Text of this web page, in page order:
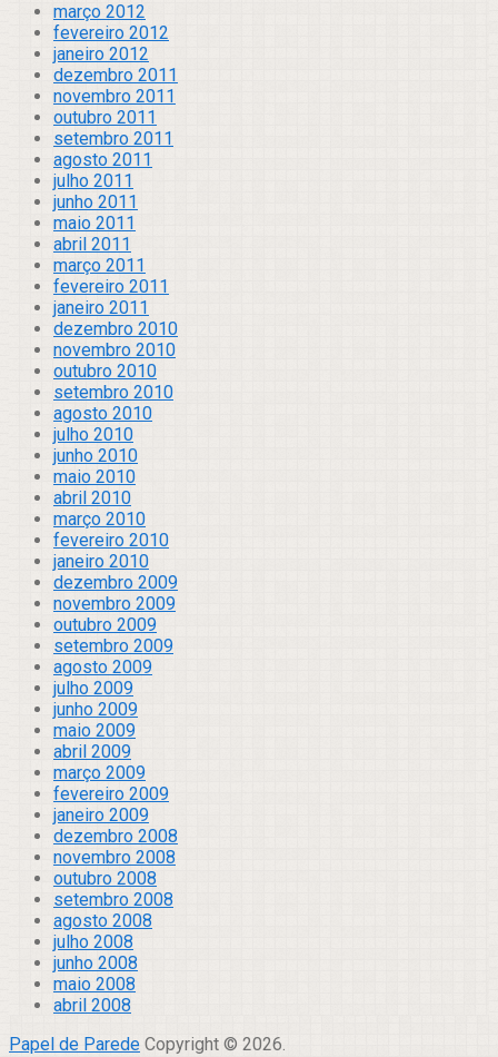
março 2012
fevereiro 2012
janeiro 2012
dezembro 2011
novembro 2011
outubro 2011
setembro 2011
agosto 2011
julho 2011
junho 2011
maio 2011
abril 2011
março 2011
fevereiro 2011
janeiro 2011
dezembro 2010
novembro 2010
outubro 2010
setembro 2010
agosto 2010
julho 2010
junho 2010
maio 2010
abril 2010
março 2010
fevereiro 2010
janeiro 2010
dezembro 2009
novembro 2009
outubro 2009
setembro 2009
agosto 2009
julho 2009
junho 2009
maio 2009
abril 2009
março 2009
fevereiro 2009
janeiro 2009
dezembro 2008
novembro 2008
outubro 2008
setembro 2008
agosto 2008
julho 2008
junho 2008
maio 2008
abril 2008
Papel de Parede Copyright © 2026.